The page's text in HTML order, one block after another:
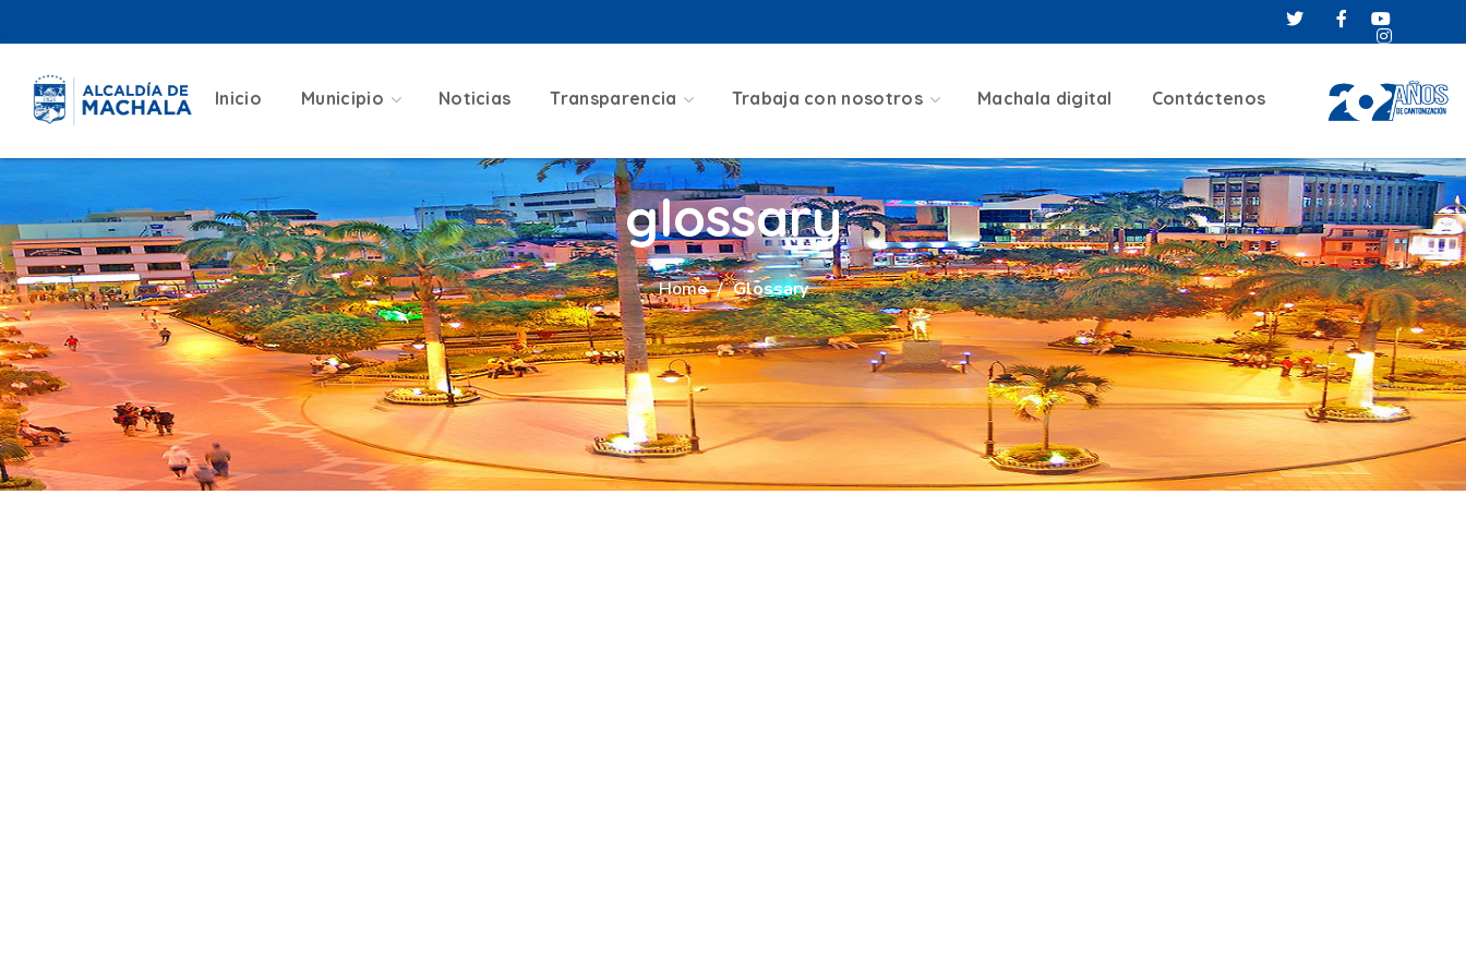
Inicio Municipio Noticias Transparencia Trabaja con nosotros Machala digital Contáctenos
glossary
Home Glossary